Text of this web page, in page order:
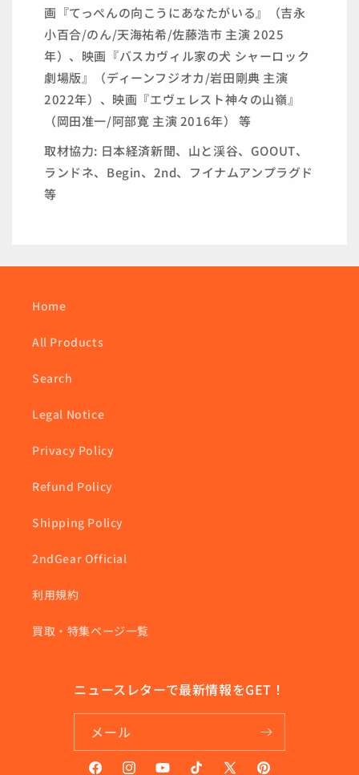
画『てっぺんの向こうにあなたがいる』（吉永
小百合/のん/天海祐希/佐藤浩市 主演 2025
年）、映画『バスカヴィル家の犬 シャーロック
劇場版』（ディーンフジオカ/岩田剛典 主演
2022年）、映画『エヴェレスト神々の山嶺』
（岡田准一/阿部寛 主演 2016年） 等
取材協力: 日本経済新聞、山と渓谷、GOOUT、
ランドネ、Begin、2nd、フイナムアンプラグド
等
Home
All Products
Search
Legal Notice
Privacy Policy
Refund Policy
Shipping Policy
2ndGear Official
利用規約
買取・特集ページ一覧
ニュースレターで最新情報をGET！
メール